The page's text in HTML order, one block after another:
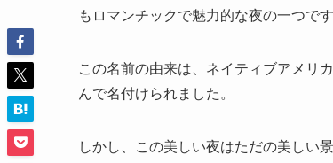
もロマンチックで魅力的な夜の一つです
この名前の由来は、ネイティブアメリ
んで名付けられました。
しかし、この美しい夜はただの美しい